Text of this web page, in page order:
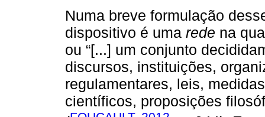
Numa breve formulação
dispositivo é uma rede na
ou “[...] um conjunto
discursos, instituições,
regulamentares, leis,
científicos, proposições